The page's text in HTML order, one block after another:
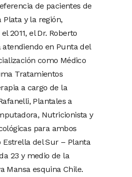
de pacientes de
Plata y la región,
2011, el Dr. Roberto
en Punta del
como Médico
Tratamientos
a cargo de la
Plantales a
Nutricionista y
para ambos
Estrella del Sur – Planta
23 y medio de la
Mansa esquina Chile.